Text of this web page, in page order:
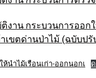
งาน กระบวนการออ
เขตด่านป่าไม้ (ฉบับปรั
นำไม้เรือนเก่า-ออกนอกเ